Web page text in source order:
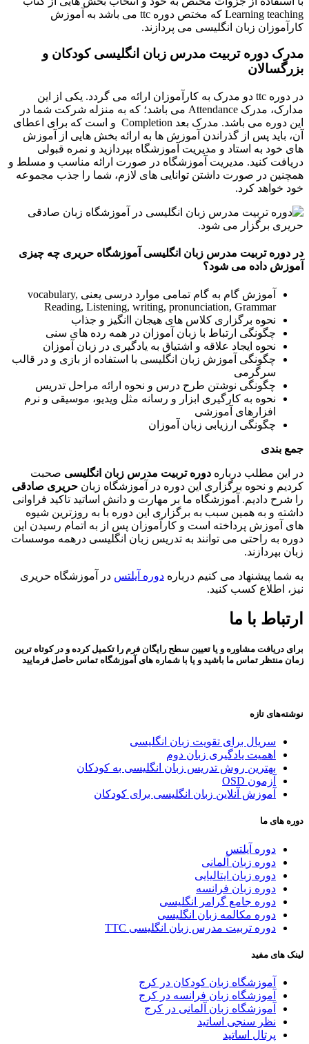
Learning teaching که مختص دوره ttc می باشد به آموزش
کارآموزان زبان انگلیسی می پردازند.
مدرک دوره تربیت مدرس زبان انگلیسی کودکان و
بزرگسالان
در دوره ttc دو مدرک به کارآموزان ارائه می گردد. یکی از این
مدارک، مدرک Attendance می باشد؛ که به منزله شرکت شما در
این دوره می باشد. مدرک بعد Completion و است که برای اعطای
آن، باید پس از گذراندن آموزش ها به ارائه بخش هایی از آموزش
های خود به استاد و مدیریت آموزشگاه بپردازید و نمره قبولی
دریافت کنید. مدیریت آموزشگاه در صورت ارائه مناسب و مسلط و
همچنین در صورت داشتن توانایی های لازم، شما را جذب مجموعه
خود خواهد کرد.
در دوره تربیت مدرس زبان انگلیسی آموزشگاه حریری چه چیزی
آموزش داده می شود؟
آموزش گام به گام تمامی موارد درسی یعنی vocabulary,
Reading, Listening, writing, pronunciation, Grammar
نحوه برگزاری کلاس های هیجان اانگیز و جذاب
چگونگی ارتباط با زبان آموزان در همه رده های سنی
نحوه ایجاد علاقه و اشتیاق به یادگیری در زبان آموزان
چگونگی آموزش زبان انگلیسی با استفاده از بازی و در قالب
سرگرمی
چگونگی نوشتن طرح درس و نحوه ارائه مراحل تدریس
نحوه به کارگیری ابزار و رسانه مثل ویدیو، موسیقی و نرم
افزارهای آموزشی
چگونگی ارزیابی زبان آموزان
جمع بندی
در این مطلب درباره دوره تربیت مدرس زبان انگلیسی صحبت
کردیم و نحوه برگزاری این دوره در آموزشگاه زبان حریری صادقی
را شرح دادیم. آموزشگاه ما بر مهارت و دانش اساتید تاکید فراوانی
داشته و به همین سبب به برگزاری این دوره با به روزترین شیوه
های آموزش پرداخته است و کارآموزان پس از به اتمام رسیدن این
دوره به راحتی می توانند به تدریس زبان انگلیسی درهمه موسسات
زبان بپردازند.
به شما پيشنهاد می کنیم درباره دوره آیلتس در آموزشگاه حریری
نیز، اطلاع کسب کنید.
ارتباط با ما
برای دریافت مشاوره و یا تعیین سطح رایگان فرم را تکمیل کرده و در کوتاه ترین
زمان منتظر تماس ما باشید و یا با شماره های آموزشگاه تماس حاصل فرمایید
نوشته‌های تازه
سریال برای تقویت زبان انگلیسی
اهمیت یادگیری زبان دوم
بهترین روش تدریس زبان انگلیسی به کودکان
آزمون OSD
آموزش آنلاین زبان انگلیسی برای کودکان
دوره های ما
دوره آیلتس
دوره زبان آلمانی
دوره زبان ایتالیایی
دوره زبان فرانسه
دوره جامع گرامر انگلیسی
دوره مکالمه زبان انگلیسی
دوره تربیت مدرس زبان انگلیسی TTC
لینک های مفید
آموزشگاه زبان کودکان در کرج
آموزشگاه زبان فرانسه در کرج
آموزشگاه زبان آلمانی در کرج
نظر سنجی اساتید
پرتال اساتید